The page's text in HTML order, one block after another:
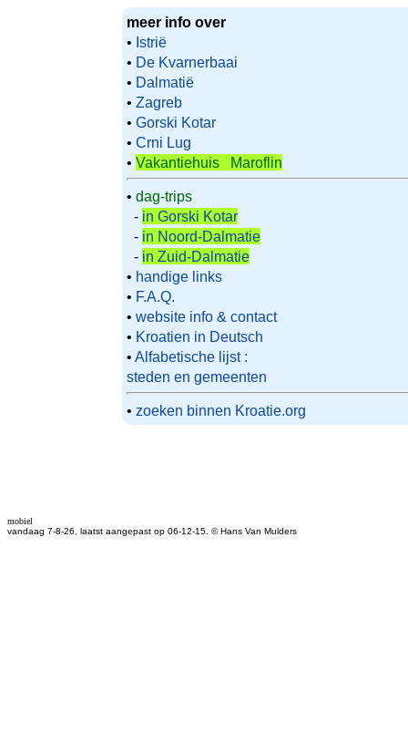
meer info over
• Istrië
• De Kvarnerbaai
• Dalmatië
• Zagreb
• Gorski Kotar
• Crni Lug
• Vakantiehuis Maroflin
• dag-trips
- in Gorski Kotar
- in Noord-Dalmatie
- in Zuid-Dalmatie
• handige links
• F.A.Q.
• website info & contact
• Kroatien in Deutsch
• Alfabetische lijst :
steden en gemeenten
• zoeken binnen Kroatie.org
mobiel
vandaag 7-8-26, laatst aangepast op 06-12-15. © Hans Van Mulders